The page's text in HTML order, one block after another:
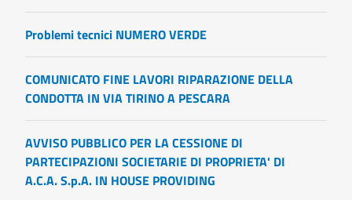
Problemi tecnici NUMERO VERDE
COMUNICATO FINE LAVORI RIPARAZIONE DELLA
CONDOTTA IN VIA TIRINO A PESCARA
AVVISO PUBBLICO PER LA CESSIONE DI
PARTECIPAZIONI SOCIETARIE DI PROPRIETA' DI
A.C.A. S.p.A. IN HOUSE PROVIDING